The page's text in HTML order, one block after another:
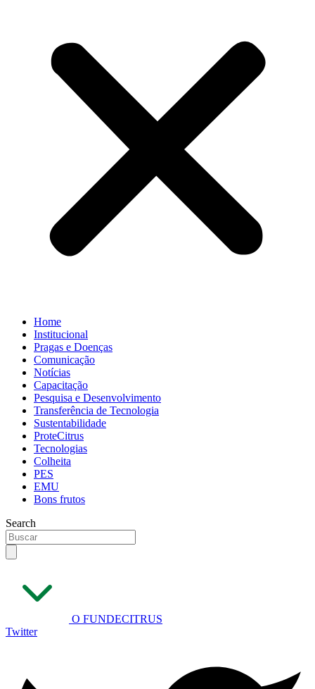
Home
Institucional
Pragas e Doenças
Comunicação
Notícias
Capacitação
Pesquisa e Desenvolvimento
Transferência de Tecnologia
Sustentabilidade
ProteCitrus
Tecnologias
Colheita
PES
EMU
Bons frutos
Search
O FUNDECITRUS
Twitter